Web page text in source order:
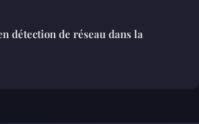
détection de réseau dans la